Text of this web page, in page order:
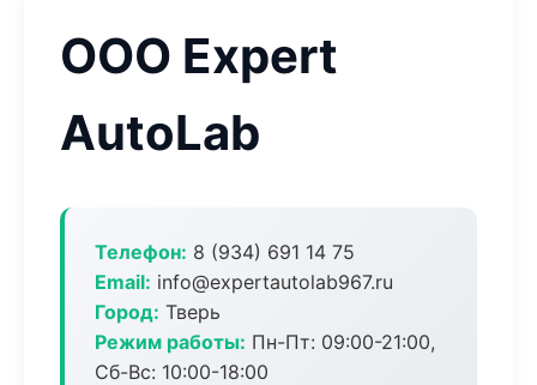
ООО Expert
AutoLab
Телефон: 8 (934) 691 14 75
Email: info@expertautolab967.ru
Город: Тверь
Режим работы: Пн-Пт: 09:00-21:00,
Сб-Вс: 10:00-18:00